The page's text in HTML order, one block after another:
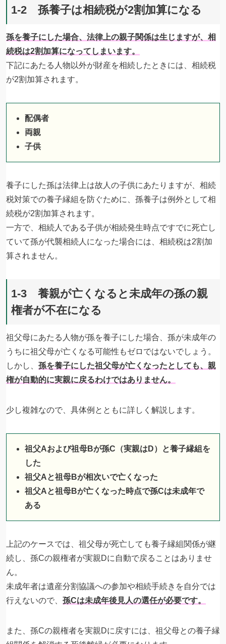
1-2 孫養子は相続税が2割加算になる
孫を養子にした場合、法律上の親子関係は生じますが、相
続税は2割加算になってしまいます。
下記にあたる人物以外が財産を相続したときには、相続税
が2割加算されます。
配偶者
両親
子供
養子にした孫は法律上は故人の子供にあたりますが、相続
税対策での養子縁組を防ぐために、孫養子は例外として相
続税が2割加算されます。
一方で、相続人である子供が相続発生時点ですでに死亡し
ていて孫が代襲相続人になった場合には、相続税は2割加
算されません。
1-3 養親が亡くなると未成年の孫の親
権者が不在になる
祖父母にあたる人物が孫を養子にした場合、孫が未成年の
うちに祖父母が亡くなる可能性もゼロではないでしょう。
しかし、 孫を養子にした祖父母が亡くなったとしても、親
権が自動的に実親に戻るわけではありません。
少し複雑なので、具体例とともに詳しく解説します。
祖父Aおよび祖母Bが孫C（実親はD）と養子縁組を
した
祖父Aと祖母Bが相次いで亡くなった
祖父Aと祖母Bが亡くなった時点で孫Cは未成年で
ある
上記のケースでは、祖父母が死亡しても養子縁組関係が継
続し、孫Cの親権者が実親Dに自動で戻ることはありませ
ん。
未成年者は遺産分割協議への参加や相続手続きを自分では
行えないので、 孫Cは未成年後見人の選任が必要です。
また、孫Cの親権者を実親Dに戻すには、祖父母との養子縁